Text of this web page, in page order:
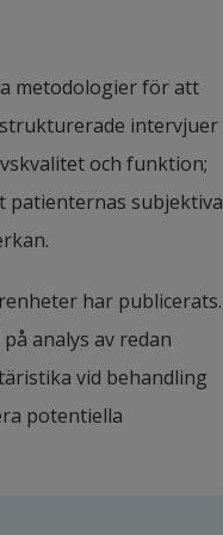
metodologier för att
intervjuer
och funktion;
patienternas subjektiva
har publicerats.
analys av redan
vid behandling
potentiella